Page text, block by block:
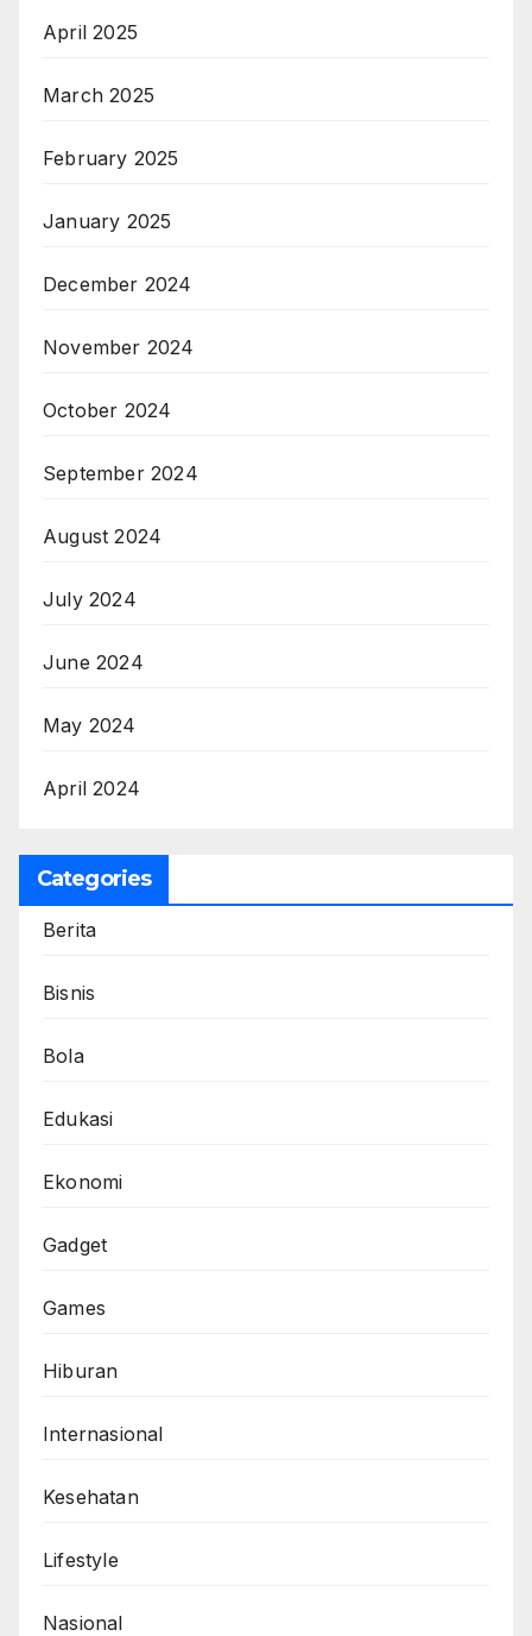
April 2025
March 2025
February 2025
January 2025
December 2024
November 2024
October 2024
September 2024
August 2024
July 2024
June 2024
May 2024
April 2024
Categories
Berita
Bisnis
Bola
Edukasi
Ekonomi
Gadget
Games
Hiburan
Internasional
Kesehatan
Lifestyle
Nasional